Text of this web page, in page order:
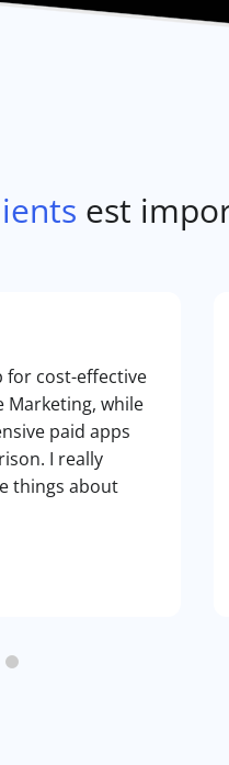
est
for cost-effective
Marketing, while
paid apps
I really
things about